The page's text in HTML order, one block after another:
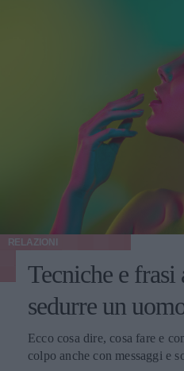
RELAZIONI
Tecniche e frasi
sedurre un
Ecco cosa dire, cosa fare e
colpo anche con messaggi e